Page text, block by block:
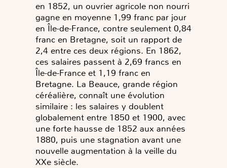
en 1852, un ouvrier agricole non nourri
gagne en moyenne 1,99 franc par jour
en Île-de-France, contre seulement 0,84
franc en Bretagne, soit un rapport de
2,4 entre ces deux régions. En 1862,
ces salaires passent à 2,69 francs en
Île-de-France et 1,19 franc en
Bretagne. La Beauce, grande région
céréalière, connaît une évolution
similaire : les salaires y doublent
globalement entre 1850 et 1900, avec
une forte hausse de 1852 aux années
1880, puis une stagnation avant une
nouvelle augmentation à la veille du
XXe siècle.